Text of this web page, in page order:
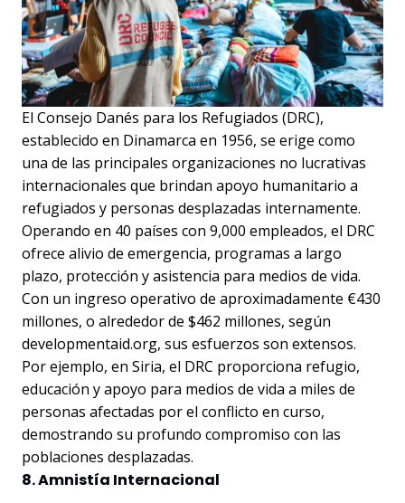
El Consejo Danés para los Refugiados (DRC),
establecido en Dinamarca en 1956, se erige como
una de las principales organizaciones no lucrativas
internacionales que brindan apoyo humanitario a
refugiados y personas desplazadas internamente.
Operando en 40 países con 9,000 empleados, el DRC
ofrece alivio de emergencia, programas a largo
plazo, protección y asistencia para medios de vida.
Con un ingreso operativo de aproximadamente €430
millones, o alrededor de $462 millones, según
developmentaid.org, sus esfuerzos son extensos.
Por ejemplo, en Siria, el DRC proporciona refugio,
educación y apoyo para medios de vida a miles de
personas afectadas por el conflicto en curso,
demostrando su profundo compromiso con las
poblaciones desplazadas.
8. Amnistía Internacional